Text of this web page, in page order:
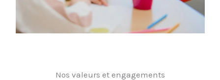
Nos valeurs et engagements